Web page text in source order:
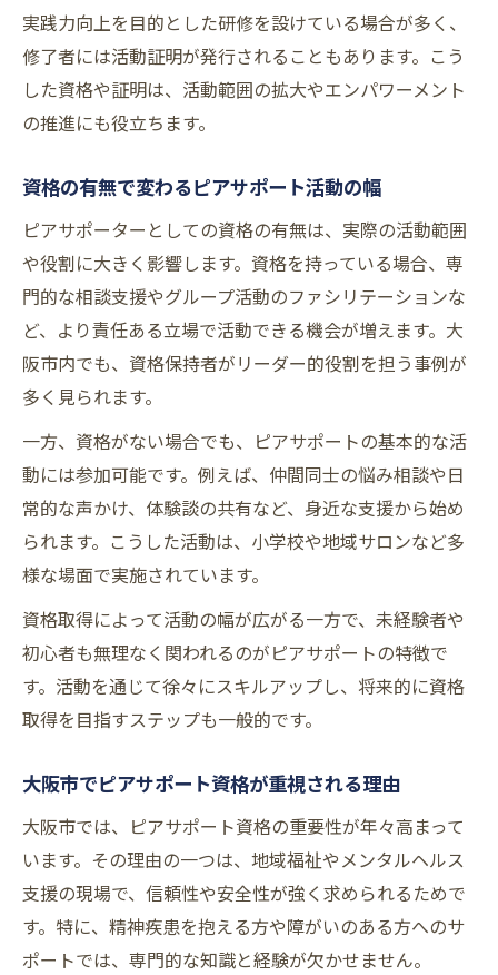
実践力向上を目的とした研修を設けている場合が多く、
修了者には活動証明が発行されることもあります。こう
した資格や証明は、活動範囲の拡大やエンパワーメント
の推進にも役立ちます。
資格の有無で変わるピアサポート活動の幅
ピアサポーターとしての資格の有無は、実際の活動範囲
や役割に大きく影響します。資格を持っている場合、専
門的な相談支援やグループ活動のファシリテーションな
ど、より責任ある立場で活動できる機会が増えます。大
阪市内でも、資格保持者がリーダー的役割を担う事例が
多く見られます。
一方、資格がない場合でも、ピアサポートの基本的な活
動には参加可能です。例えば、仲間同士の悩み相談や日
常的な声かけ、体験談の共有など、身近な支援から始め
られます。こうした活動は、小学校や地域サロンなど多
様な場面で実施されています。
資格取得によって活動の幅が広がる一方で、未経験者や
初心者も無理なく関われるのがピアサポートの特徴で
す。活動を通じて徐々にスキルアップし、将来的に資格
取得を目指すステップも一般的です。
大阪市でピアサポート資格が重視される理由
大阪市では、ピアサポート資格の重要性が年々高まって
います。その理由の一つは、地域福祉やメンタルヘルス
支援の現場で、信頼性や安全性が強く求められるためで
す。特に、精神疾患を抱える方や障がいのある方へのサ
ポートでは、専門的な知識と経験が欠かせません。